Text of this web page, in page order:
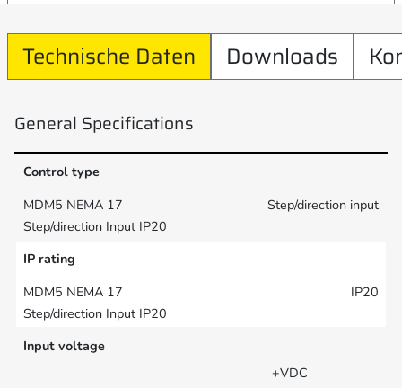
Technische Daten Downloads
General Specifications
Control type
Step/direction input
IP rating
IP20
Input voltage
+VDC